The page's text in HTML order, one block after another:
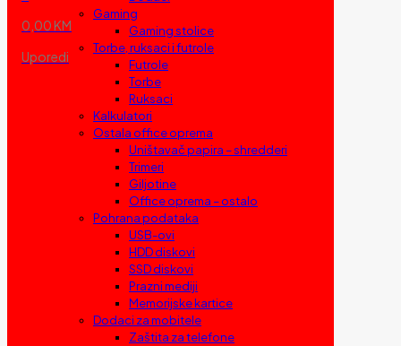
0,00 KM
Uporedi
Gaming
Gaming stolice
Torbe, ruksaci i futrole
Futrole
Torbe
Ruksaci
Kalkulatori
Ostala office oprema
Uništavač papira – shredderi
Trimeri
Giljotine
Office oprema – ostalo
Pohrana podataka
USB-ovi
HDD diskovi
SSD diskovi
Prazni mediji
Memorijske kartice
Dodaci za mobitele
Zaštita za telefone